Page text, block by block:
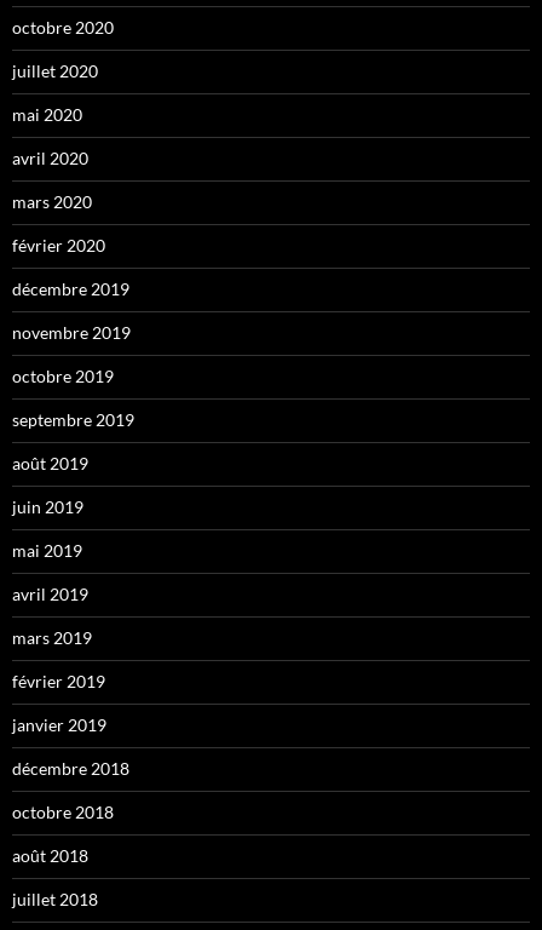
octobre 2020
juillet 2020
mai 2020
avril 2020
mars 2020
février 2020
décembre 2019
novembre 2019
octobre 2019
septembre 2019
août 2019
juin 2019
mai 2019
avril 2019
mars 2019
février 2019
janvier 2019
décembre 2018
octobre 2018
août 2018
juillet 2018